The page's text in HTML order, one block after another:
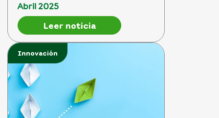
Abril 2025
Leer noticia
Innovación